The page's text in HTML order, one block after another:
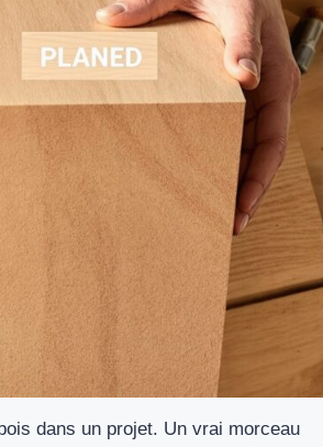
dans un projet. Un vrai morceau